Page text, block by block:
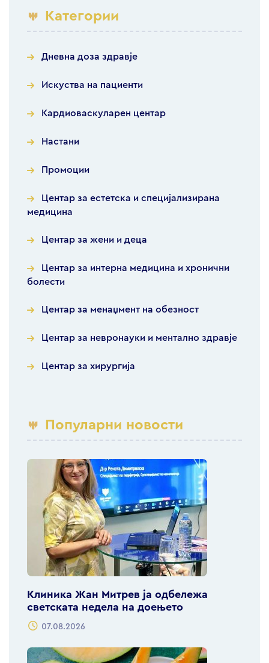
Категории
Дневна доза здравје
Искуства на пациенти
Кардиоваскуларен центар
Настани
Промоции
Центар за естетска и специјализирана
медицина
Центар за жени и деца
Центар за интерна медицина и хронични
болести
Центар за менаџмент на обезност
Центар за невронауки и ментално здравје
Центар за хирургија
Популарни новости
Клиника Жан Митрев ја одбележа
светската недела на доењето
07.08.2026